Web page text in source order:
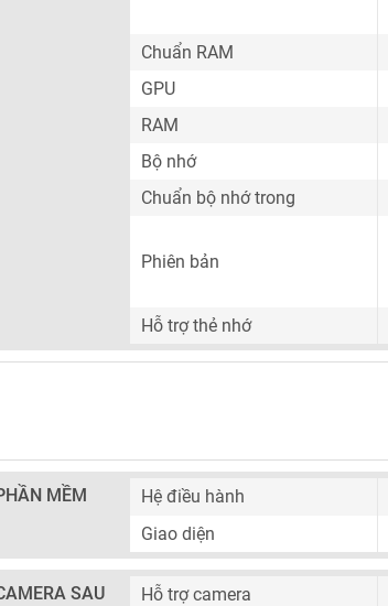
Chuẩn RAM
GPU
RAM
Bộ nhớ
Chuẩn bộ nhớ trong
Phiên bản
Hỗ trợ thẻ nhớ
MỀM Hệ điều hành
Giao diện
SAU Hỗ trợ camera